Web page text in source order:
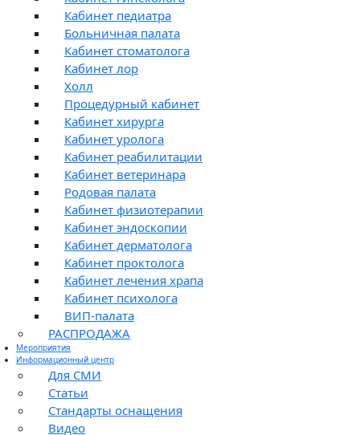
Кабинет педиатра
Больничная палата
Кабинет стоматолога
Кабинет лор
Холл
Процедурный кабинет
Кабинет хирурга
Кабинет уролога
Кабинет реабилитации
Кабинет ветеринара
Родовая палата
Кабинет физиотерапии
Кабинет эндоскопии
Кабинет дерматолога
Кабинет проктолога
Кабинет лечения храпа
Кабинет психолога
ВИП-палата
РАСПРОДАЖА
Мероприятия
Информационный центр
Для СМИ
Статьи
Стандарты оснащения
Видео